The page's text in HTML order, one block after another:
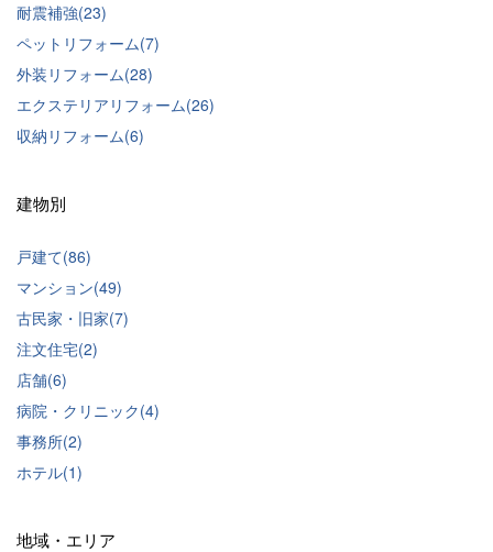
耐震補強(23)
ペットリフォーム(7)
外装リフォーム(28)
エクステリアリフォーム(26)
収納リフォーム(6)
建物別
戸建て(86)
マンション(49)
古民家・旧家(7)
注文住宅(2)
店舗(6)
病院・クリニック(4)
事務所(2)
ホテル(1)
地域・エリア